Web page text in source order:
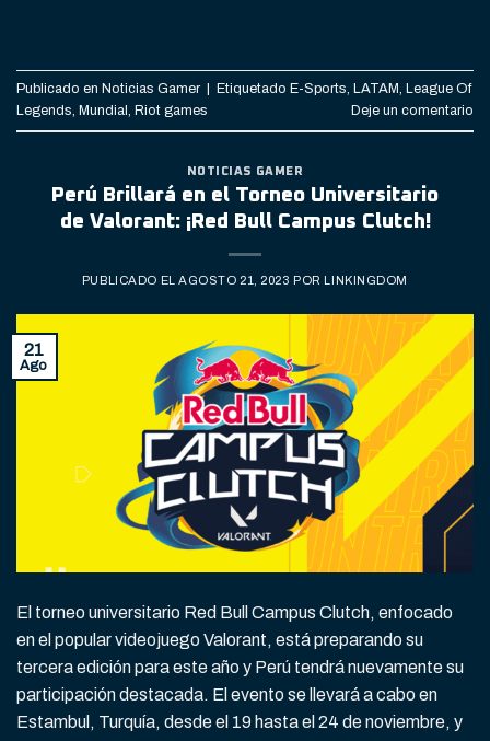
Publicado en Noticias Gamer Etiquetado E-Sports, LATAM, League Of
Legends, Mundial , Riot games Deje un comentario
NOTICIAS GAMER
Perú Brillará en el Torneo Universitario
de Valorant: ¡Red Bull Campus Clutch!
PUBLICADO ELAGOSTO 21, 2023 POR LINKINGDOM
21
Ago
El torneo universitario Red Bull Campus Clutch, enfocado
en el popular videojuego Valorant, está preparando su
tercera edición para este año y Perú tendrá nuevamente su
participación destacada. El evento se llevará a cabo en
Estambul, Turquía, desde el 19 hasta el 24 de noviembre, y